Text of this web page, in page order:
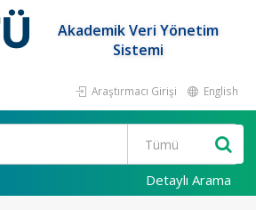
Akademik Veri Yönetim
Sistemi
Araştırmacı Girişi English
Detaylı Arama